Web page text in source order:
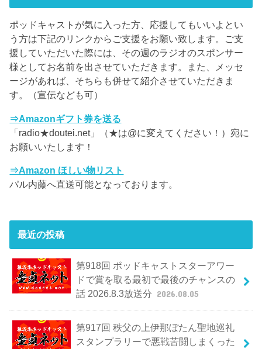
ポッドキャストが気に入った方、応援してもいいよとい
う方は下記のリンクからご支援をお願い致します。ご支
援していただいた際には、その週のラジオのスポンサー
様としてお名前を出させていただきます。また、メッセ
ージがあれば、そちらも併せて紹介させていただきま
す。（宣伝なども可）
⇒Amazonギフト券を送る
「radio★doutei.net」（★は@に変えてください！）宛に
お願いいたします！
⇒Amazon ほしい物リスト
パル内藤へ直送可能となっております。
最近の投稿
第918回 ポッドキャストスターアワー
ドで賞を取る最初で最後のチャンスの
話 2026.8.3放送分 2026.08.05
第917回 秩父の上伊那ぼたん聖地巡礼
スタンプラリーで悪戦苦闘しまくった